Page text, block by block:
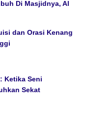
Di Masjidnya, Al
dan Orasi Kenang
Ketika Seni
Sekat